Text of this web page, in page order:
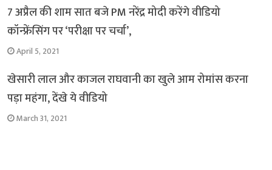
7 अप्रैल की शाम सात बजे PM नरेंद्र मोदी करेंगे वीडियो
कॉन्फ्रेंसिंग पर ‘परीक्षा पर चर्चा’,
April 5, 2021
खेसारी लाल और काजल राघवानी का खुले आम रोमांस करना
पड़ा महंगा, देंखे ये वीडियो
March 31, 2021